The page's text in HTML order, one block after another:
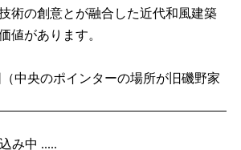
術の創意とが融合した近代和風建築
値があります。
（中央のポインターの場所が旧磯野家
み中 .....